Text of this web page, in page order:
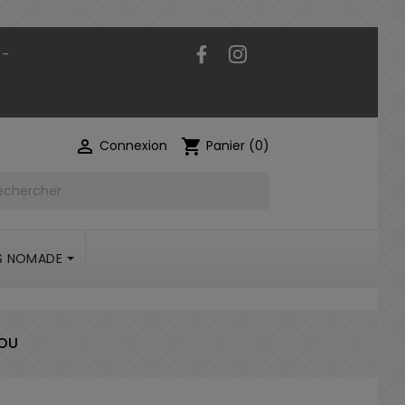
- Facebook
 Connexion shopping_cart Panier (0)
NOMADE